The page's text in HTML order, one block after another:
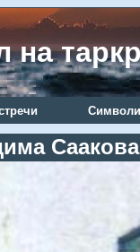
на
Саакова